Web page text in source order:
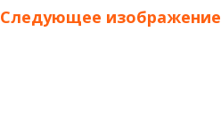
Следующее изображение